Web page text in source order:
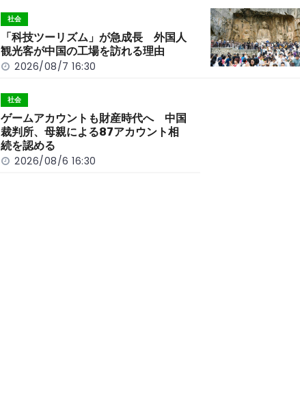
k
社会
「科技ツーリズム」が急成長 外国人
観光客が中国の工場を訪れる理由
2026/08/7 16:30
社会
ゲームアカウントも財産時代へ 中国
裁判所、母親による87アカウント相
続を認める
2026/08/6 16:30